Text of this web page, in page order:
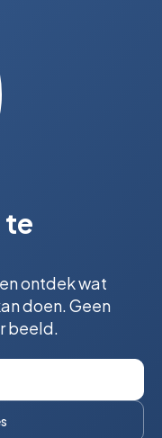
te
ontdek wat
doen. Geen
beeld.